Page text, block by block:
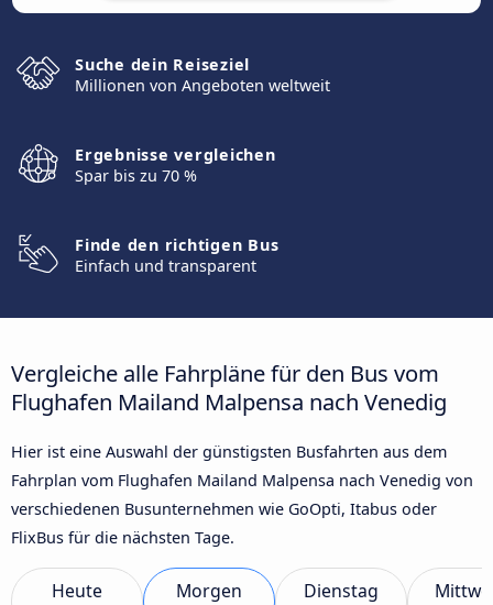
Suche dein Reiseziel
Millionen von Angeboten weltweit
Ergebnisse vergleichen
Spar bis zu 70 %
Finde den richtigen Bus
Einfach und transparent
Vergleiche alle Fahrpläne für den Bus vom
Flughafen Mailand Malpensa nach Venedig
Hier ist eine Auswahl der günstigsten Busfahrten aus dem
Fahrplan vom Flughafen Mailand Malpensa nach Venedig von
verschiedenen Busunternehmen wie GoOpti, Itabus oder
FlixBus für die nächsten Tage.
Heute Morgen Dienstag